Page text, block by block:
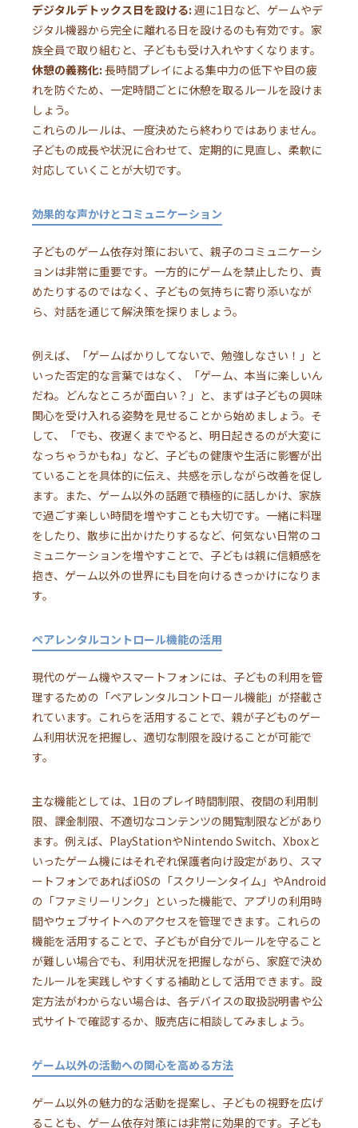
デジタルデトックス日を設ける: 週に1日など、ゲームやデ
ジタル機器から完全に離れる日を設けるのも有効です。家
族全員で取り組むと、子どもも受け入れやすくなります。
休憩の義務化: 長時間プレイによる集中力の低下や目の疲
れを防ぐため、一定時間ごとに休憩を取るルールを設けま
しょう。
これらのルールは、一度決めたら終わりではありません。
子どもの成長や状況に合わせて、定期的に見直し、柔軟に
対応していくことが大切です。
効果的な声かけとコミュニケーション
子どものゲーム依存対策において、親子のコミュニケーシ
ョンは非常に重要です。一方的にゲームを禁止したり、責
めたりするのではなく、子どもの気持ちに寄り添いなが
ら、対話を通じて解決策を探りましょう。
例えば、「ゲームばかりしてないで、勉強しなさい！」と
いった否定的な言葉ではなく、「ゲーム、本当に楽しいん
だね。どんなところが面白い？」と、まずは子どもの興味
関心を受け入れる姿勢を見せることから始めましょう。そ
して、「でも、夜遅くまでやると、明日起きるのが大変に
なっちゃうかもね」など、子どもの健康や生活に影響が出
ていることを具体的に伝え、共感を示しながら改善を促し
ます。また、ゲーム以外の話題で積極的に話しかけ、家族
で過ごす楽しい時間を増やすことも大切です。一緒に料理
をしたり、散歩に出かけたりするなど、何気ない日常のコ
ミュニケーションを増やすことで、子どもは親に信頼感を
抱き、ゲーム以外の世界にも目を向けるきっかけになりま
す。
ペアレンタルコントロール機能の活用
現代のゲーム機やスマートフォンには、子どもの利用を管
理するための「ペアレンタルコントロール機能」が搭載さ
れています。これらを活用することで、親が子どものゲー
ム利用状況を把握し、適切な制限を設けることが可能で
す。
主な機能としては、1日のプレイ時間制限、夜間の利用制
限、課金制限、不適切なコンテンツの閲覧制限などがあり
ます。例えば、PlayStationやNintendo Switch、Xboxと
いったゲーム機にはそれぞれ保護者向け設定があり、スマ
ートフォンであればiOSの「スクリーンタイム」やAndroid
の「ファミリーリンク」といった機能で、アプリの利用時
間やウェブサイトへのアクセスを管理できます。これらの
機能を活用することで、子どもが自分でルールを守ること
が難しい場合でも、利用状況を把握しながら、家庭で決め
たルールを実践しやすくする補助として活用できます。設
定方法がわからない場合は、各デバイスの取扱説明書や公
式サイトで確認するか、販売店に相談してみましょう。
ゲーム以外の活動への関心を高める方法
ゲーム以外の魅力的な活動を提案し、子どもの視野を広げ
ることも、ゲーム依存対策には非常に効果的です。子ども